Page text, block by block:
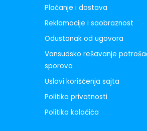
Plaćanje i dostava
Reklamacije i saobraznost
Odustanak od ugovora
Vansudsko rešavanje
sporova
Uslovi korišćenja sajta
Politika privatnosti
Politika kolačića